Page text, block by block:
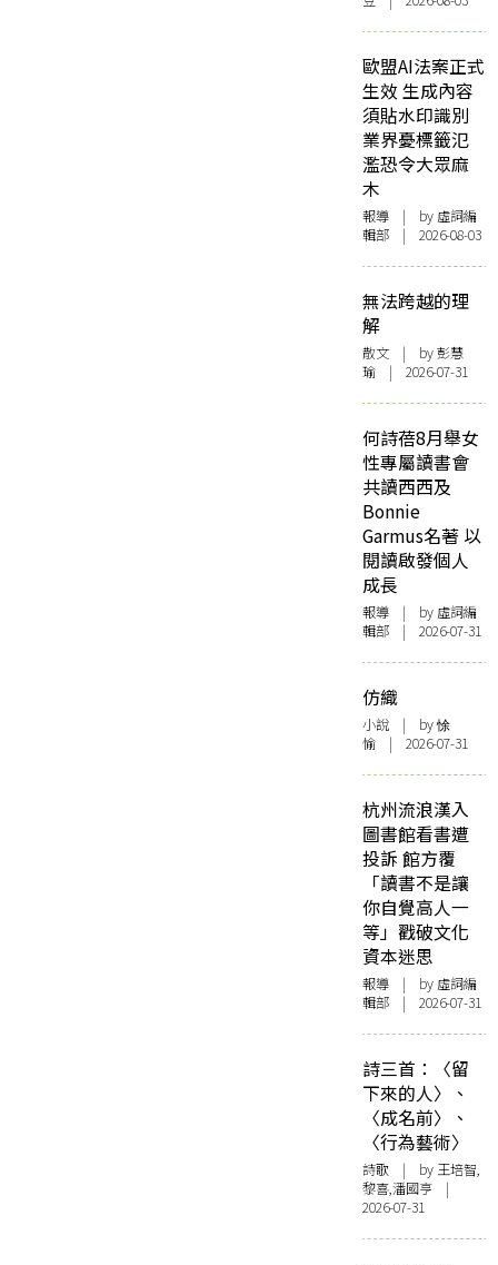
歐盟AI法案正式
生效 生成內容
須貼水印識別
業界憂標籤氾
濫恐令大眾麻
木
報導 | by 虛詞編
輯部 | 2026-08-03
無法跨越的理
解
散文 | by 彭慧
瑜 | 2026-07-31
何詩蓓8月舉女
性專屬讀書會
共讀西西及
Bonnie
Garmus名著 以
閱讀啟發個人
成長
報導 | by 虛詞編
輯部 | 2026-07-31
仿織
小說 | by 悇
愉 | 2026-07-31
杭州流浪漢入
圖書館看書遭
投訴 館方覆
「讀書不是讓
你自覺高人一
等」戳破文化
資本迷思
報導 | by 虛詞編
輯部 | 2026-07-31
詩三首：〈留
下來的人〉、
〈成名前〉、
〈行為藝術〉
詩歌 | by 王培智,
黎喜,潘國亨 |
2026-07-31